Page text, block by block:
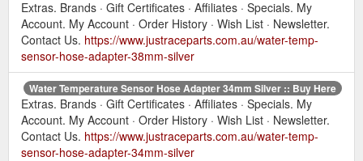
Extras. Brands · Gift Certificates · Affiliates · Specials. My
Account. My Account · Order History · Wish List · Newsletter.
Contact Us. https://www.justraceparts.com.au/water-temp-
sensor-hose-adapter-38mm-silver
Water Temperature Sensor Hose Adapter 34mm Silver :: Buy Here
Extras. Brands · Gift Certificates · Affiliates · Specials. My
Account. My Account · Order History · Wish List · Newsletter.
Contact Us. https://www.justraceparts.com.au/water-temp-
sensor-hose-adapter-34mm-silver